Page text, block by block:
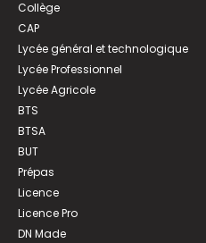
Collège
CAP
Lycée général et technologique
Lycée Professionnel
Lycée Agricole
BTS
BTSA
BUT
Prépas
Licence
Licence Pro
DN Made